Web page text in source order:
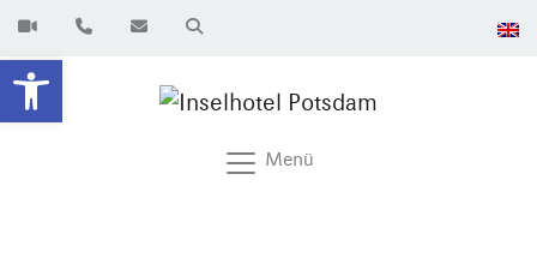
Werkzeugleiste öffnen
Menü